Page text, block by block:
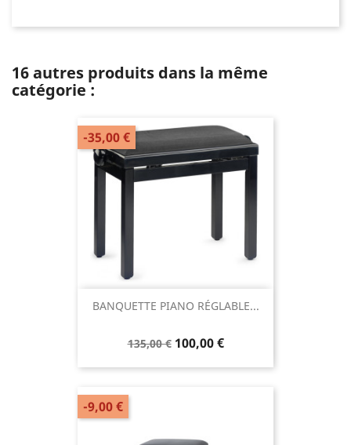
16 autres produits dans la même
catégorie :
BANQUETTE PIANO RÉGLABLE...
135,00 € 100,00 €
-35,00 €
-9,00 €